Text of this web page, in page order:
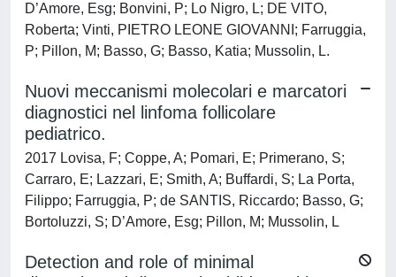
D’Amore, Esg; Bonvini, P; Lo Nigro, L; DE VITO,
Roberta; Vinti, PIETRO LEONE GIOVANNI; Farruggia,
P; Pillon, M; Basso, G; Basso, Katia; Mussolin, L.
Nuovi meccanismi molecolari e marcatori
diagnostici nel linfoma follicolare
pediatrico.
2017 Lovisa, F; Coppe, A; Pomari, E; Primerano, S;
Carraro, E; Lazzari, E; Smith, A; Buffardi, S; La Porta,
Filippo; Farruggia, P; de SANTIS, Riccardo; Basso, G;
Bortoluzzi, S; D’Amore, Esg; Pillon, M; Mussolin, L
Detection and role of minimal